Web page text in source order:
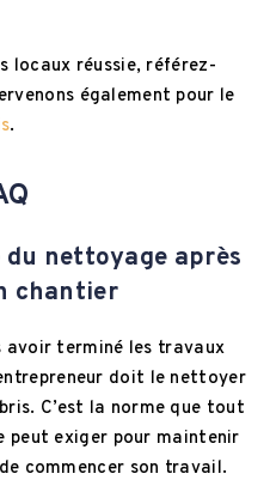
locaux réussie, référez-
également pour le
.
nettoyage après
chantier
avoir terminé les travaux
doit le nettoyer
C’est la norme que tout
peut exiger pour maintenir
commencer son travail.